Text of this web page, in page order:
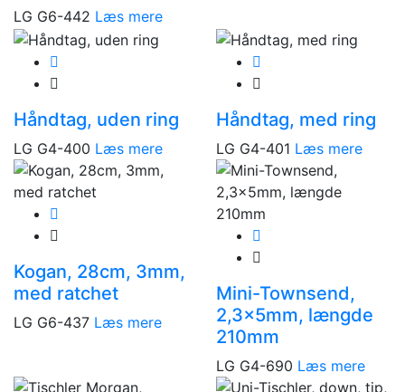
LG G6-442 Læs mere
Håndtag, uden ring
LG G4-400 Læs mere
Håndtag, med ring
LG G4-401 Læs mere
Kogan, 28cm, 3mm,
med ratchet
LG G6-437 Læs mere
Mini-Townsend,
2,3x5mm, længde
210mm
LG G4-690 Læs mere